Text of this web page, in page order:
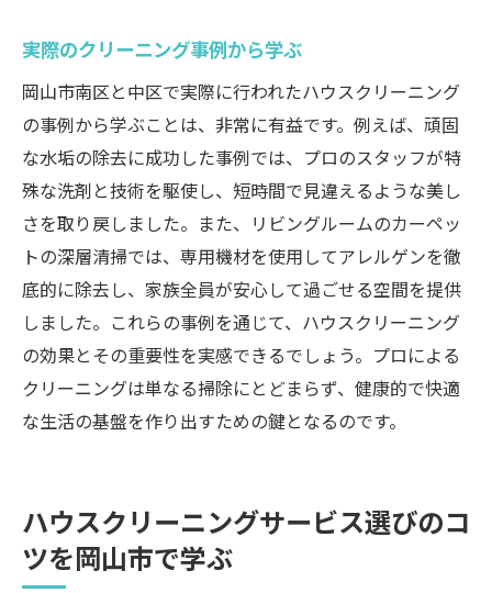
実際のクリーニング事例から学ぶ
岡山市南区と中区で実際に行われたハウスクリーニング
の事例から学ぶことは、非常に有益です。例えば、頑固
な水垢の除去に成功した事例では、プロのスタッフが特
殊な洗剤と技術を駆使し、短時間で見違えるような美し
さを取り戻しました。また、リビングルームのカーペッ
トの深層清掃では、専用機材を使用してアレルゲンを徹
底的に除去し、家族全員が安心して過ごせる空間を提供
しました。これらの事例を通じて、ハウスクリーニング
の効果とその重要性を実感できるでしょう。プロによる
クリーニングは単なる掃除にとどまらず、健康的で快適
な生活の基盤を作り出すための鍵となるのです。
ハウスクリーニングサービス選びのコ
ツを岡山市で学ぶ